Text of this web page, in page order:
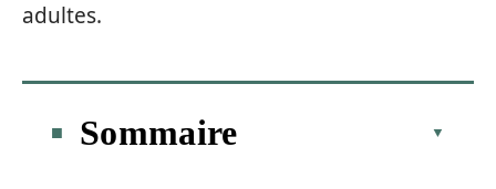
adultes.
Sommaire